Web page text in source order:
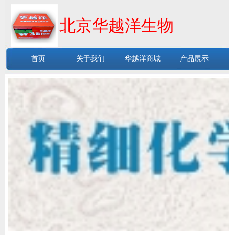
北京华越洋生物
首页 关于我们 华越洋商城 产品展示